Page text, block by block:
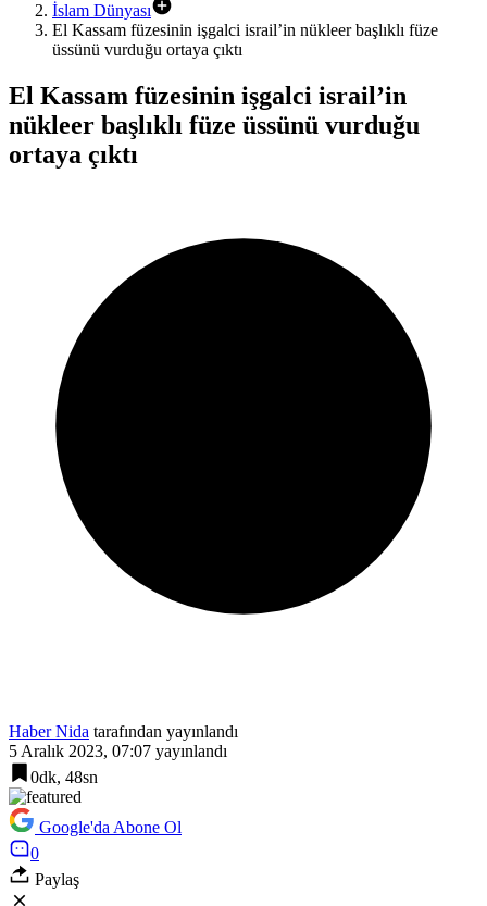
İslam Dünyası
El Kassam füzesinin işgalci israil’in nükleer başlıklı füze
üssünü vurduğu ortaya çıktı
El Kassam füzesinin işgalci israil’in
nükleer başlıklı füze üssünü vurduğu
ortaya çıktı
Haber Nida tarafından yayınlandı
5 Aralık 2023, 07:07 yayınlandı
0dk, 48sn
Google'da Abone Ol
0
Paylaş